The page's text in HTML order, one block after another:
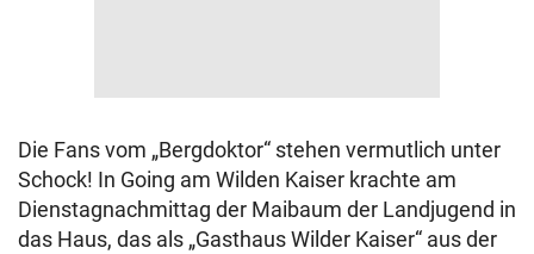
Die Fans vom „Bergdoktor“ stehen vermutlich unter
Schock! In Going am Wilden Kaiser krachte am
Dienstagnachmittag der Maibaum der Landjugend in
das Haus, das als „Gasthaus Wilder Kaiser“ aus der